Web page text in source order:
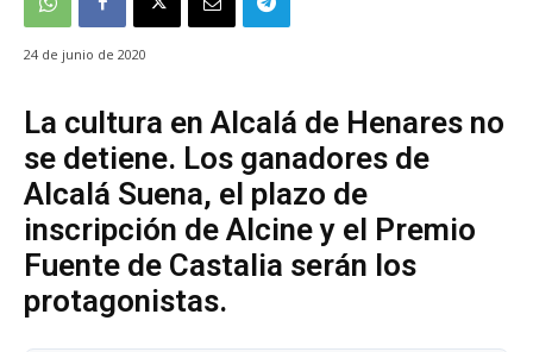
24 de junio de 2020
La cultura en Alcalá de Henares no
se detiene. Los ganadores de
Alcalá Suena, el plazo de
inscripción de Alcine y el Premio
Fuente de Castalia serán los
protagonistas.